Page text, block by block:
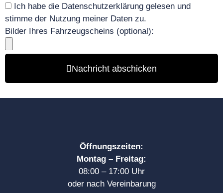
Ich habe die Datenschutzerklärung gelesen und
stimme der Nutzung meiner Daten zu.
Bilder Ihres Fahrzeugscheins (optional):
Nachricht abschicken
Öffnungszeiten:
Montag – Freitag:
08:00 – 17:00 Uhr
oder nach Vereinbarung